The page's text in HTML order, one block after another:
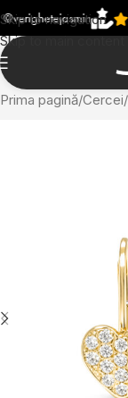
Skip to navigation
Skip to main content
Prima pagină Cercei